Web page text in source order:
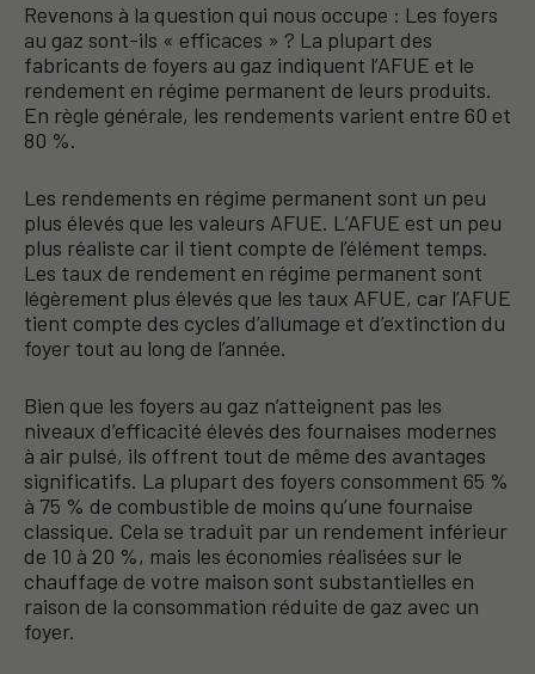
Revenons à la question qui nous occupe : Les foyers
au gaz sont-ils « efficaces » ? La plupart des
fabricants de foyers au gaz indiquent l’AFUE et le
rendement en régime permanent de leurs produits.
En règle générale, les rendements varient entre 60 et
80 %.
Les rendements en régime permanent sont un peu
plus élevés que les valeurs AFUE. L’AFUE est un peu
plus réaliste car il tient compte de l’élément temps.
Les taux de rendement en régime permanent sont
légèrement plus élevés que les taux AFUE, car l’AFUE
tient compte des cycles d’allumage et d’extinction du
foyer tout au long de l’année.
Bien que les foyers au gaz n’atteignent pas les
niveaux d’efficacité élevés des fournaises modernes
à air pulsé, ils offrent tout de même des avantages
significatifs. La plupart des foyers consomment 65 %
à 75 % de combustible de moins qu’une fournaise
classique. Cela se traduit par un rendement inférieur
de 10 à 20 %, mais les économies réalisées sur le
chauffage de votre maison sont substantielles en
raison de la consommation réduite de gaz avec un
foyer.